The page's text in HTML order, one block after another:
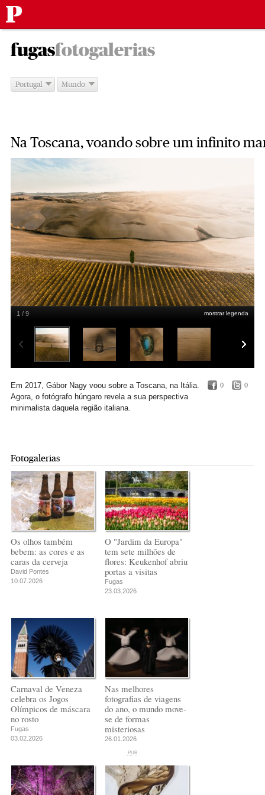
parafugas -
fotogalerias
Portugal Mundo
Na Toscana, voando sobre um infinito
mostrar legenda
1 / 9
0 0
Em 2017, Gábor Nagy voou sobre a Toscana, na Itália.
Agora, o fotógrafo húngaro revela a sua perspectiva
minimalista daquela região italiana.
Fotogalerias
Os olhos também
bebem: as cores e as
caras da cerveja
David Pontes
10.07.2026
O "Jardim da Europa"
tem sete milhões de
flores: Keukenhof abriu
portas a visitas
Fugas
23.03.2026
Carnaval de Veneza
celebra os Jogos
Olímpicos de máscara
no rosto
Fugas
03.02.2026
Nas melhores
fotografias de viagens
do ano, o mundo move-
se de formas
misteriosas
26.01.2026
PUB
PUB
PUB